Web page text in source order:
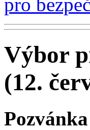
Výbor
(12.
Pozvánka